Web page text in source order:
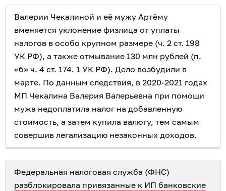
Валерии Чекалиной и её мужу Артёму
вменяется уклонение физлица от уплаты
налогов в особо крупном размере (ч. 2 ст. 198
УК РФ), а также отмывание 130 млн рублей (п.
«б» ч. 4 ст. 174. 1 УК РФ). Дело возбудили в
марте. По данным следствия, в 2020-2021 годах
МП Чекалина Валерия Валерьевна при помощи
мужа недоплатила налог на добавленную
стоимость, а затем купила валюту, тем самым
совершив легализацию незаконных доходов.
Федеральная налоговая служба (ФНС)
разблокировала привязанные к ИП банковские